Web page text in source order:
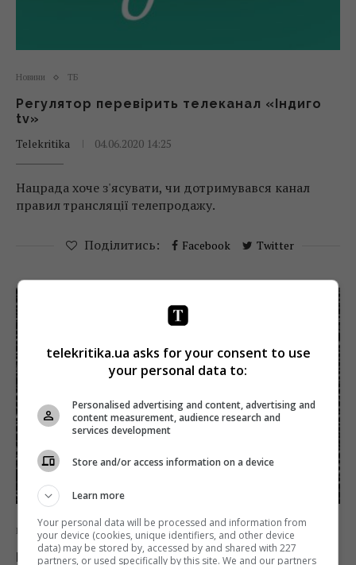
Новини ТБ
Регулятор перевірить телеканал «Індиго
tv»
Telekritika
04.06.2020 14:25
Нацрада хоче з'ясувати, чи дотримувався канал
правил трансляції телепродажу.
Поділитись: Facebook Twitter
Новини ТБ
Нацрада перевірить супутниковий
telekritika.ua asks for your consent to use
your personal data to:
Personalised advertising and content, advertising and
content measurement, audience research and
services development
Store and/or access information on a device
Learn more
Your personal data will be processed and information from
your device (cookies, unique identifiers, and other device
data) may be stored by, accessed by and shared with 227
partners, or used specifically by this site. We and our partners